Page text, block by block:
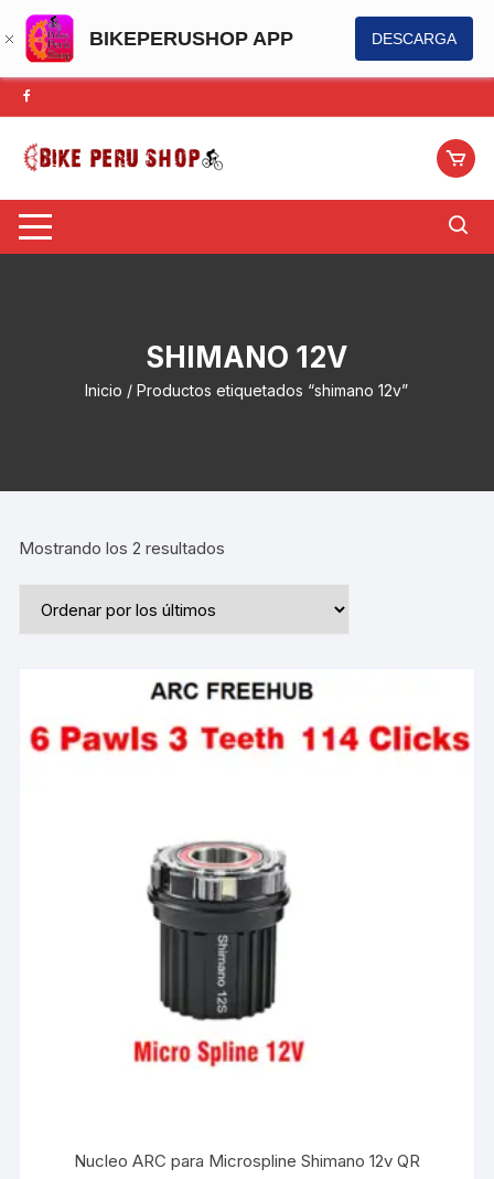
BIKEPERUSHOP APP DESCARGA
Saltar
al
contenido
SHIMANO 12V
Inicio / Productos etiquetados “shimano 12v”
Mostrando los 2 resultados
Nucleo ARC para Microspline Shimano 12v QR